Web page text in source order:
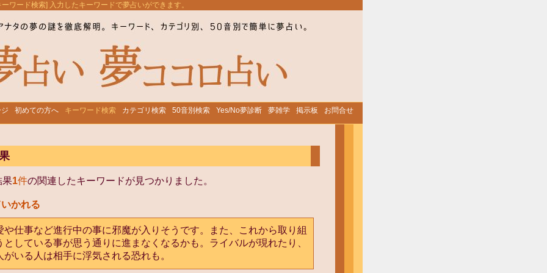
ワード検索] 入力したキーワードで夢占いができます。
お問合せ
掲示板
夢雑学
Yes/No夢診断
50音別検索
カテゴリ検索
キーワード検索
初めての方へ
果1件の関連したキーワードが見つかりました。
かれる
や仕事など進行中の事に邪魔が入りそうです。また、これから取り組
としている事が思う通りに進まなくなるかも。ライバルが現れたり、
がいる人は相手に浮気される恐れも。